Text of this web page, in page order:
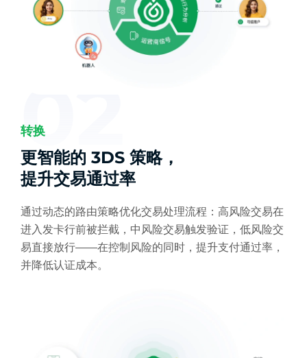
02
转换
更智能的 3DS 策略，
提升交易通过率
通过动态的路由策略优化交易处理流程：高风险交易在
进入发卡行前被拦截，中风险交易触发验证，低风险交
易直接放行——在控制风险的同时，提升支付通过率，
并降低认证成本。